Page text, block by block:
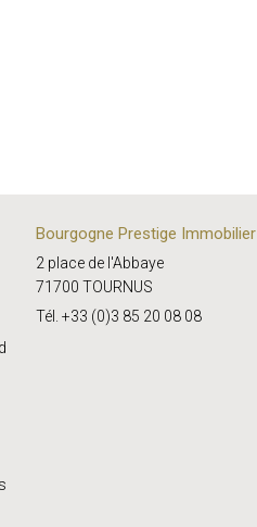
Bourgogne Prestige Immobilier
2 place de l'Abbaye
71700 TOURNUS
Tél. +33 (0)3 85 20 08 08